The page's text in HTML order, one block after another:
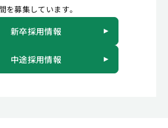
を募集しています。
新卒採用情報
中途採用情報